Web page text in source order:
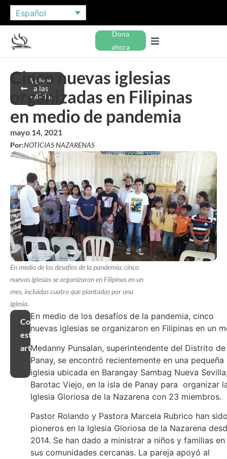
Español
Dona
ahora
Volver
a las
noticias
Cinco nuevas iglesias
organizadas en Filipinas
en medio de pandemia
mayo 14, 2021
Por:NOTICIAS NAZARENAS
En medio de los desafíos de la pandemia, cinco
nuevas iglesias se organizaron en Filipinas en un
mes, incluidas cuatro que plantadas por una
iglesia.
Compartir
este
artículo
En medio de los desafíos de la pandemia, cinco
nuevas iglesias se organizaron en Filipinas en un
Medanny Punsalan, superintendente del Distrito de
Panay, se encontró recientemente en una pequeña
iglesia ubicada en Barangay Sambag Nueva
Barotac Viejo, en la isla de Panay para organizar
Iglesia Gloriosa de la Nazarena con 23 miembros.
Pastor Rolando y Pastora Marcela Rubrico han
pioneros en la Iglesia Gloriosa de la Nazarena
2014. Se han dado a ministrar a niños y familias en
sus comunidades cercanas. La pareja apoyó al